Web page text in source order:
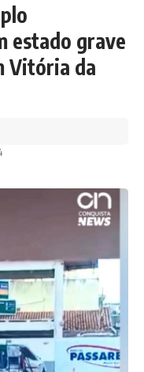
estado grave
Vitória da